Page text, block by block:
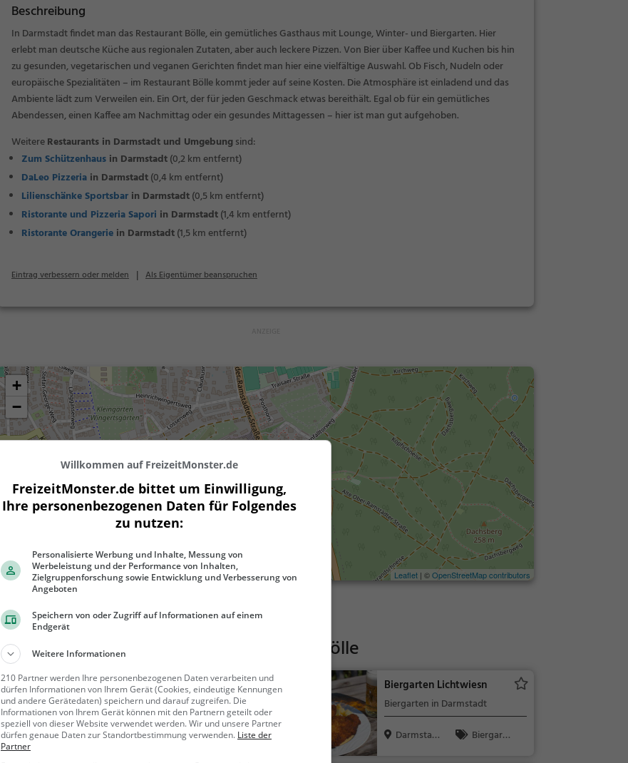
Beschreibung
In Darmstadt findet man das Restaurant Bölle, ein gemütliches Gasthaus mit Lounge, Winter- und Biergarten. Hier
erlebt man deutsche Küche aus regionalen Zutaten, aber auch leckere Pizzen. Von Bier über Kaffee und Kuchen bis hin
zu gesunden, vegetarischen und veganen Gerichten findet man hier eine vielfältige Auswahl. Ob Fisch, Nudeln oder
europäische Spezialitäten – im Restaurant Bölle kommt jeder auf seine Kosten. Die Atmosphäre ist einladend und das
Ambiente lädt zum Verweilen ein. Ein Ort, der für jeden Geschmack etwas bereithält. Egal ob für ein gemütliches
Abendessen, einen Kaffee am Nachmittag oder ein gesundes Mittagessen – hier ist man gut aufgehoben.
WeitereRestaurants in Darmstadt und Umgebungsind:
Zum Schützenhaus in Darmstadt(0,2 km entfernt)
DaLeo Pizzeria in Darmstadt(0,4 km entfernt)
Lilienschänke Sportsbar in Darmstadt(0,5 km entfernt)
Ristorante und Pizzeria Sapori in Darmstadt(1,4 km entfernt)
Ristorante Orangerie in Darmstadt(1,5 km entfernt)
Eintrag verbessern oder melden | Als Eigentümer beanspruchen
+
−
300 m
1000 ft
Leaflet | ©OpenStreetMap contributors
Gaststätten in der Nähe von Restaurant Bölle
DaLeo Pizzeria
Pizzeria in Darmstadt
Darmstadt
Restaura
Biergarten Lichtwiesn
Biergarten in Darmstadt
Darmstad
Biergarte
Willkommen auf FreizeitMonster.de
FreizeitMonster.de bittet um Einwilligung,
Ihre personenbezogenen Daten für Folgendes
zu nutzen:
Personalisierte Werbung und Inhalte, Messung von
Werbeleistung und der Performance von Inhalten,
Zielgruppenforschung sowie Entwicklung und Verbesserung von
Angeboten
Speichern von oder Zugriff auf Informationen auf einem
Endgerät
Weitere Informationen
210 Partner werden Ihre personenbezogenen Daten verarbeiten und
dürfen Informationen von Ihrem Gerät (Cookies, eindeutige Kennungen
und andere Gerätedaten) speichern und darauf zugreifen. Die
Informationen von Ihrem Gerät können mit den Partnern geteilt oder
speziell von dieser Website verwendet werden. Wir und unsere Partner
dürfen genaue Daten zur Standortbestimmung verwenden. Liste der
Partner